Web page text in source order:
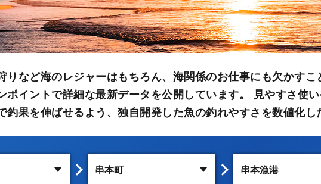
りなど海のレジャーはもちろん、海関係のお仕事にも欠かす
ポイントで詳細な最新データを公開しています。 見やすさ使
釣果を伸ばせるよう、独自開発した魚の釣れやすさを数値化